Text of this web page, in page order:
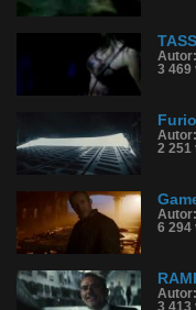
3 469
2 251
6 294
3 413